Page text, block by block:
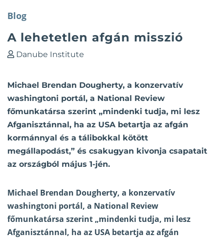
Blog
A lehetetlen afgán misszió
Danube Institute
Michael Brendan Dougherty, a konzervatív
washingtoni portál, a National Review
főmunkatársa szerint „mindenki tudja, mi lesz
Afganisztánnal, ha az USA betartja az afgán
kormánnyal és a tálibokkal kötött
megállapodást,” és csakugyan kivonja csapatait
az országból május 1-jén.
Michael Brendan Dougherty, a konzervatív
washingtoni portál, a National Review
főmunkatársa szerint „mindenki tudja, mi lesz
Afganisztánnal, ha az USA betartja az afgán